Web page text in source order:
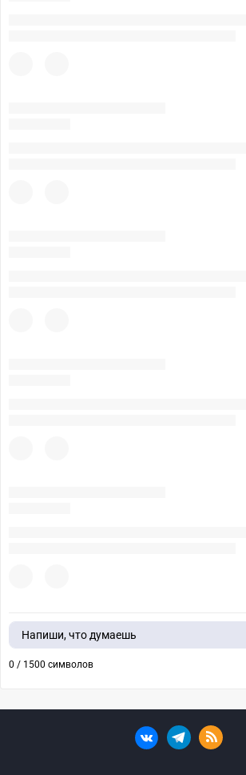
Напиши, что думаешь
0 / 1500 символов